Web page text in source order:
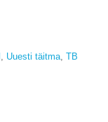
Uuesti täitma TB